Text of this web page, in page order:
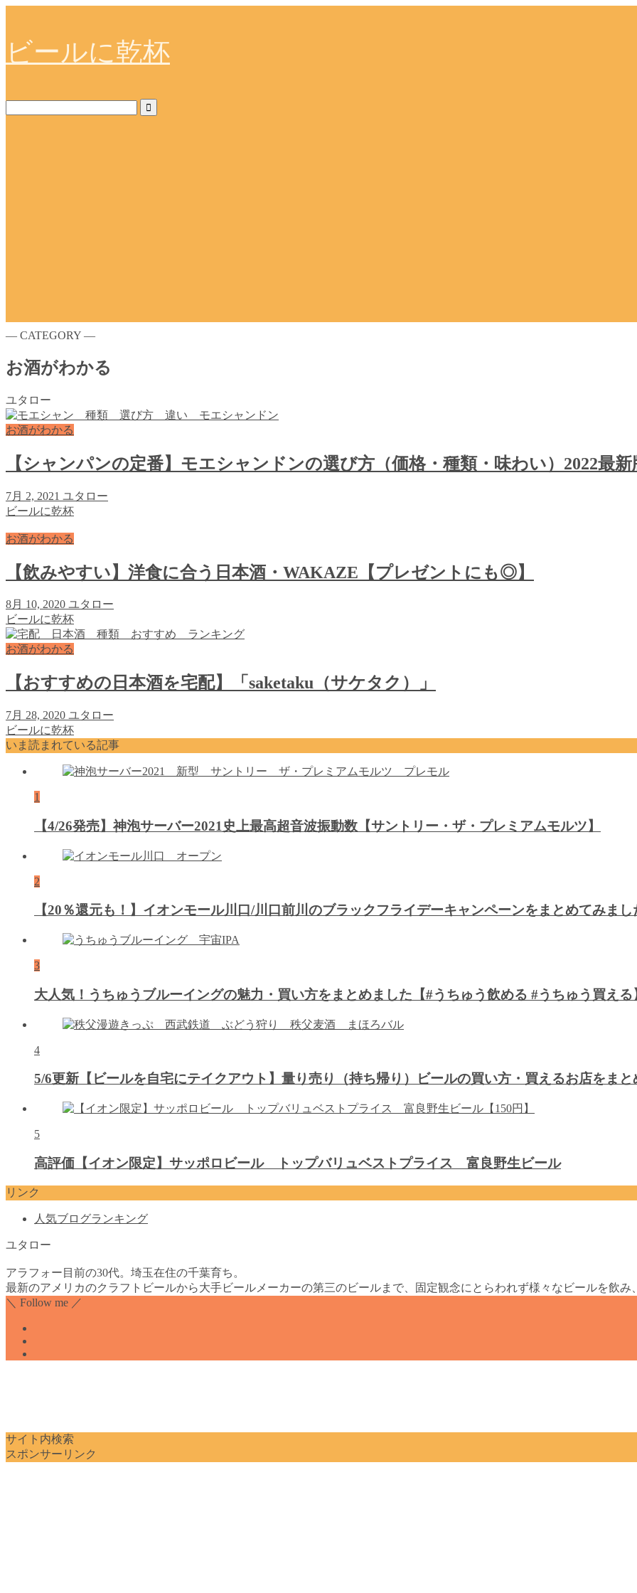
ビールに乾杯
― CATEGORY ―
お酒がわかる
ユタロー
お酒がわかる
【シャンパンの定番】モエシャンドンの選び方（価格・種類・味わい）2022最新
7月 2, 2021 ユタロー
ビールに乾杯
お酒がわかる
【飲みやすい】洋食に合う日本酒・WAKAZE【プレゼントにも◎】
8月 10, 2020 ユタロー
ビールに乾杯
お酒がわかる
【おすすめの日本酒を宅配】「saketaku（サケタク）」
7月 28, 2020 ユタロー
ビールに乾杯
いま読まれている記事
1
【4/26発売】神泡サーバー2021史上最高超音波振動数【サントリー・ザ・プレミアムモルツ】
2
【20％還元も！】イオンモール川口/川口前川のブラックフライデーキャンペーンをまとめてみま
3
大人気！うちゅうブルーイングの魅力・買い方をまとめました【#うちゅう飲める #うちゅう買える
4
5/6更新【ビールを自宅にテイクアウト】量り売り（持ち帰り）ビールの買い方・買えるお店をま
5
高評価【イオン限定】サッポロビール トップバリュベストプライス 富良野生ビール
リンク
人気ブログランキング
ユタロー
アラフォー目前の30代。埼玉在住の千葉育ち。
最新のアメリカのクラフトビールから大手ビールメーカーの第三のビールまで、固定観念にとらわれず様々なビールを飲
＼ Follow me ／
サイト内検索
スポンサーリンク